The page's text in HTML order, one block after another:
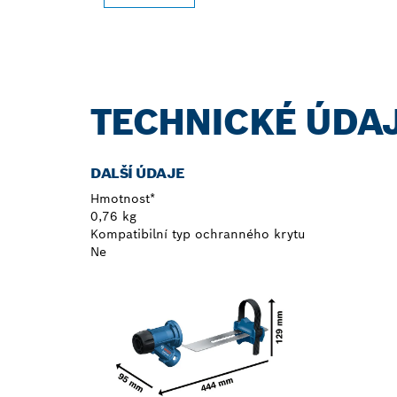
TECHNICKÉ
DALŠÍ ÚDAJE
Hmotnost*
0,76 kg
Kompatibilní typ ochranného krytu
Ne